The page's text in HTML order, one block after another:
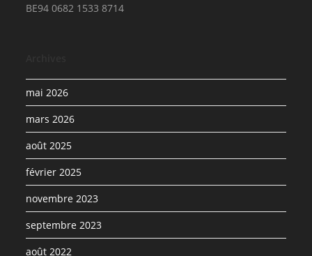
BE94 0682 1533 8714
mai 2026
mars 2026
août 2025
février 2025
novembre 2023
septembre 2023
août 2022